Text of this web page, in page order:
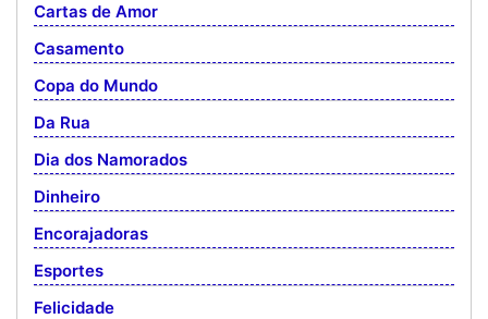
Cartas de Amor
Casamento
Copa do Mundo
Da Rua
Dia dos Namorados
Dinheiro
Encorajadoras
Esportes
Felicidade